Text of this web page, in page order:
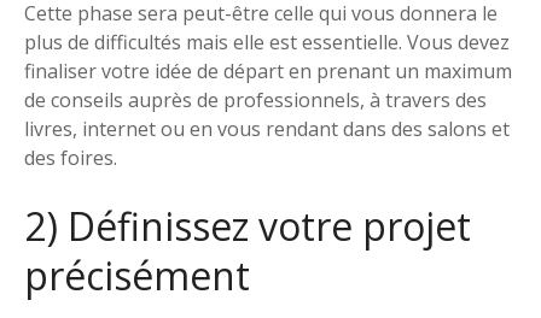
Cette phase sera peut-être celle qui vous donnera le
plus de difficultés mais elle est essentielle. Vous devez
finaliser votre idée de départ en prenant un maximum
de conseils auprès de professionnels, à travers des
livres, internet ou en vous rendant dans des salons et
des foires.
2) Définissez votre projet
précisément